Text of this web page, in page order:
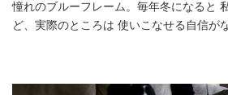
憧れのブルーフレーム。毎年冬になると
ど、実際のところは 使いこなせる自信が